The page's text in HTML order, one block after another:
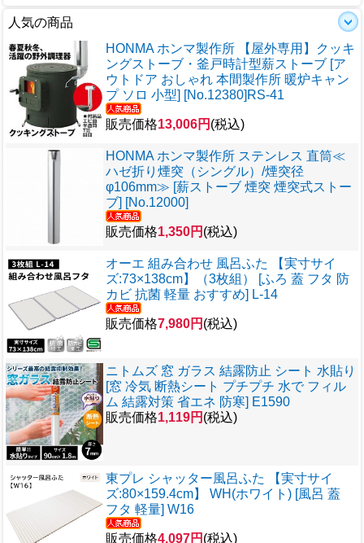
人気の商品
HONMA ホンマ製作所 【屋外専用】クッキ
ングストーブ・釜戸時計型薪ストーブ [ア
ウトドア おしゃれ 本間製作所 暖炉キャン
プ ソロ 小型] [No.12380]RS-41
販売価格13,006円 (税込)
HONMA ホンマ製作所 ステンレス 直筒≪
ハゼ折り煙突（シングル）/煙突径
φ106mm≫ [薪ストーブ 煙突 煙突式ストー
ブ] [No.12000]
販売価格1,350円 (税込)
オーエ 組み合わせ 風呂ふた 【実寸サイ
ズ:73×138cm】（3枚組） [ふろ 蓋 フタ 防
カビ 抗菌 軽量 おすすめ] L-14
販売価格7,980円 (税込)
ニトムズ 窓 ガラス 結露防止 シート 水貼り
[窓 冷気 断熱シート プチプチ 水で フィル
ム 結露対策 省エネ 防寒] E1590
販売価格1,119円 (税込)
東プレ シャッター風呂ふた 【実寸サイ
ズ:80×159.4cm】 WH(ホワイト) [風呂 蓋
フタ 軽量] W16
販売価格4,097円 (税込)